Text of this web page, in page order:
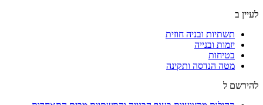
לעיין ב
תשתיות ובניה חוזית
יזמות ובנייה
בטיחות
מטה הנדסה ותקינה
להירשם ל